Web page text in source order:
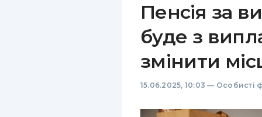
Пенсія за
буде з
змінити
15.06.2025, 10:03 — Особисті